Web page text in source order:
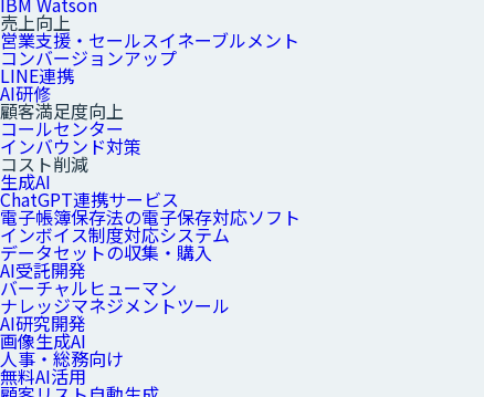
売上向上
営業支援・セールスイネーブルメント
コンバージョンアップ
LINE連携
AI研修
顧客満足度向上
コールセンター
インバウンド対策
コスト削減
生成AI
ChatGPT連携サービス
電子帳簿保存法の電子保存対応ソフト
インボイス制度対応システム
データセットの収集・購入
AI受託開発
バーチャルヒューマン
ナレッジマネジメントツール
AI研究開発
画像生成AI
人事・総務向け
無料AI活用